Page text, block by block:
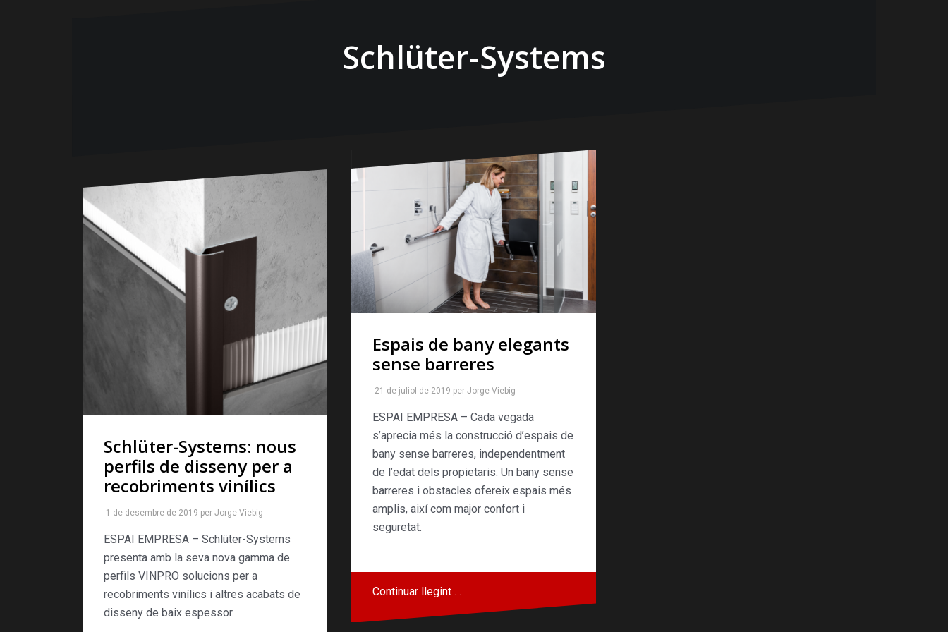
Schlüter-Systems
Schlüter-Systems: nous
perfils de disseny per a
recobriments vinílics
1 de desembre de 2019 per Jorge Viebig
ESPAI EMPRESA – Schlüter-Systems
presenta amb la seva nova gamma de
perfils VINPRO solucions per a
recobriments vinílics i altres acabats de
disseny de baix espessor.
Espais de bany elegants
sense barreres
21 de juliol de 2019 per Jorge Viebig
ESPAI EMPRESA – Cada vegada
s’aprecia més la construcció d’espais de
bany sense barreres, independentment
de l’edat dels propietaris. Un bany sense
barreres i obstacles ofereix espais més
amplis, així com major confort i
seguretat.
Continuar llegint …